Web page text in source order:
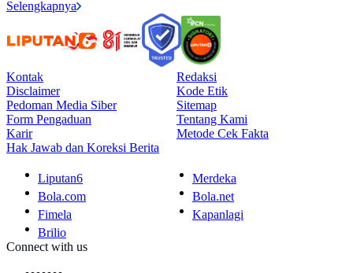
Selengkapnya
Kontak
Redaksi
Disclaimer
Kode Etik
Pedoman Media Siber
Sitemap
Form Pengaduan
Tentang Kami
Karir
Metode Cek Fakta
Hak Jawab dan Koreksi Berita
Liputan6
Merdeka
Bola.com
Bola.net
Fimela
Kapanlagi
Brilio
Connect with us